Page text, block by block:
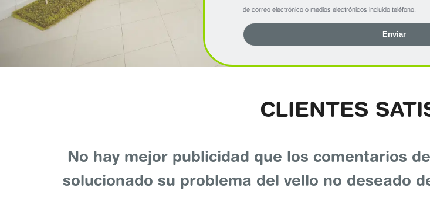
de correo electrónico o medios electrónicos incluido teléfono.
Enviar
CLIENTES
No hay mejor publicidad que los comentarios
solucionado su problema del vello no deseado